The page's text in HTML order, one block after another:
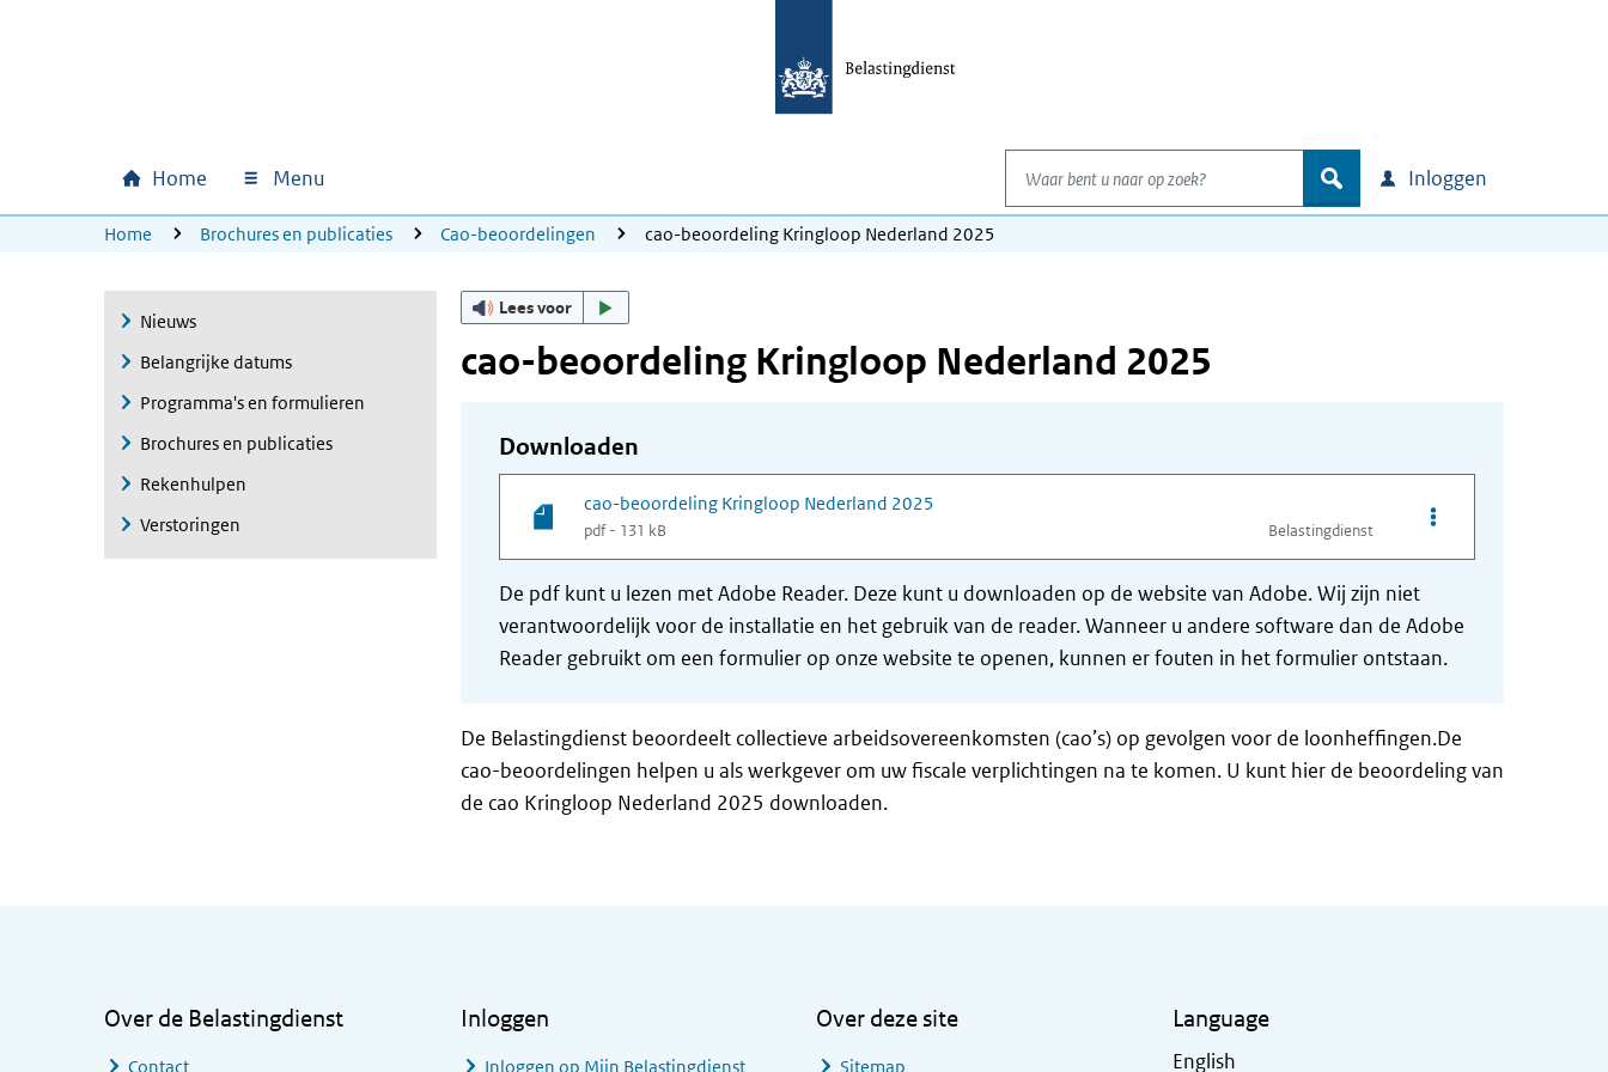
Hoofdnavigatie
Home Menu
Waar bent u naar op zoek?
zoek Inloggen
U bevindt zich hier:
Home Brochures en publicaties Cao-beoordelingen cao-beoordeling Kringloop Nederland 2025
Nieuws
Belangrijke datums
Programma's en formulieren
Brochures en publicaties
Rekenhulpen
Verstoringen
Lees voor
cao-beoordeling Kringloop Nederland 2025
Downloaden
cao-beoordeling Kringloop Nederland 2025
pdf - 131 kB Belastingdienst
Opties van bestand
De pdf kunt u lezen met Adobe Reader. Deze kunt u downloaden op de website van Adobe. Wij zijn niet
verantwoordelijk voor de installatie en het gebruik van de reader. Wanneer u andere software dan de Adobe
Reader gebruikt om een formulier op onze website te openen, kunnen er fouten in het formulier ontstaan.
De Belastingdienst beoordeelt collectieve arbeidsovereenkomsten (cao’s) op gevolgen voor de loonheffingen.De
cao-beoordelingen helpen u als werkgever om uw fiscale verplichtingen na te komen. U kunt hier de beoordeling van
de cao Kringloop Nederland 2025 downloaden.
Over de Belastingdienst
Contact
Inloggen
Inloggen op Mijn Belastingdienst
Over deze site
Sitemap
Language
English